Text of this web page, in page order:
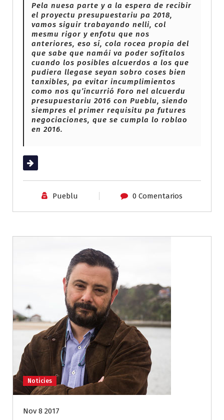
Pela nuesa parte y a la espera de recibir
el proyectu presupuestariu pa 2018,
vamos siguir trabayando nelli, col
mesmu rigor y enfotu que nos
anteriores, eso sí, cola rocea propia del
que sabe que namái va poder sofitalos
cuando los posibles alcuerdos a los que
pudiera llegase seyan sobro coses bien
tanxibles, pa evitar incumplimientos
como nos qu’incurrió Foro nel alcuerdu
presupuestariu 2016 con Pueblu, siendo
siempres el primer requisitu pa futures
negociaciones, que se cumpla lo roblao
en 2016.
Leer más
Pueblu 0 Comentarios
Noticies
Nov 8 2017